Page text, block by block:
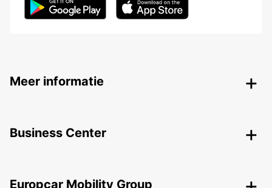
Meer informatie
Business Center
Europcar Mobility Group